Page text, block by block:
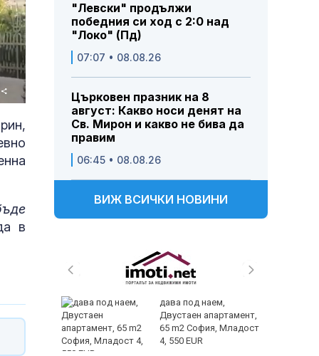
Share
в
"Левски" продължи
победния си ход с 2:0 над
"Локо" (Пд)
07:07 • 08.08.26
Църковен празник на 8
август: Какво носи денят на
Св. Мирон и какво не бива да
правим
06:45 • 08.08.26
ВИЖ ВСИЧКИ НОВИНИ
и
при
дава под наем,
Двустаен апартамент,
65 m2 София, Младост
4, 550 EUR